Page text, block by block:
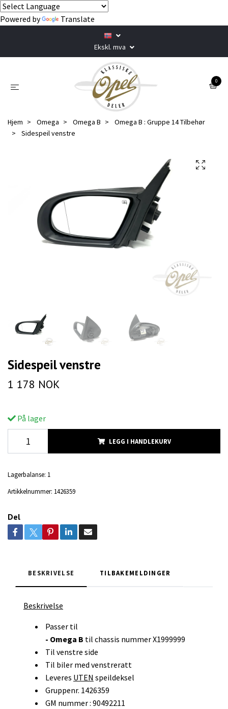
Powered by Translate
Ekskl. mva
0
Hjem Omega Omega B
Omega B : Gruppe 14 Tilbehør
Sidespeil venstre
Sidespeil venstre
1 178 NOK
På lager
LEGG I HANDLEKURV
Lagerbalanse: 1
Artikkelnummer: 1426359
Del
BESKRIVELSE TILBAKEMELDINGER
Beskrivelse
Passer til
- Omega B til chassis nummer X1999999
Til venstre side
Til biler med venstreratt
Leveres UTEN speildeksel
Gruppenr. 1426359
GM nummer : 90492211